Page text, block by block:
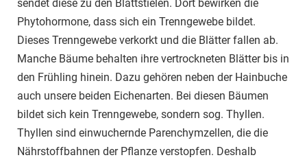
sendet diese zu den Blattstielen. Dort bewirken die
Phytohormone, dass sich ein Trenngewebe bildet.
Dieses Trenngewebe verkorkt und die Blätter fallen ab.
Manche Bäume behalten ihre vertrockneten Blätter bis in
den Frühling hinein. Dazu gehören neben der Hainbuche
auch unsere beiden Eichenarten. Bei diesen Bäumen
bildet sich kein Trenngewebe, sondern sog. Thyllen.
Thyllen sind einwuchernde Parenchymzellen, die die
Nährstoffbahnen der Pflanze verstopfen. Deshalb